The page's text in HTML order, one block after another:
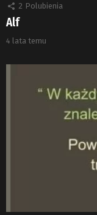
2 Polubienia
Alf
4 lata temu